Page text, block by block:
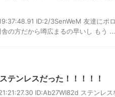
ID:2/3SenWeM 友達にポ
の方だから噂広まるの早いし もう ...
テンレスだった！！！！！
ID:Ab27WI82d ステンレス